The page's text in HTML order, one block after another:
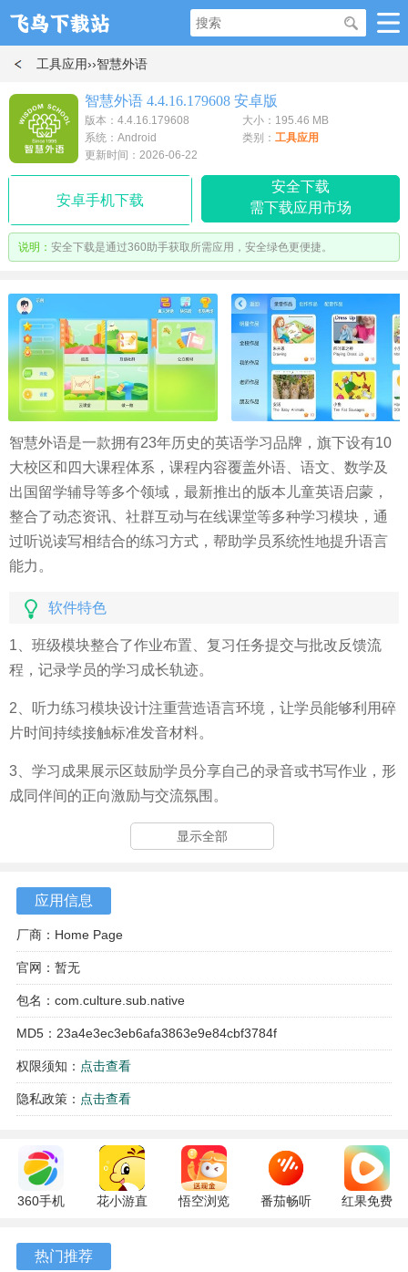
工具应用››智慧外语
智慧外语 4.4.16.179608 安卓版
版本：4.4.16.179608
大小：195.46 MB
系统：Android
类别： 工具应用
更新时间：2026-06-22
安卓手机下载
安全下载
需下载应用市场
说明： 安全下载是通过360助手获取所需应用，安全绿色更便捷。
智慧外语是一款拥有23年历史的英语学习品牌，旗下设有10
大校区和四大课程体系，课程内容覆盖外语、语文、数学及
出国留学辅导等多个领域，最新推出的版本儿童英语启蒙，
整合了动态资讯、社群互动与在线课堂等多种学习模块，通
过听说读写相结合的练习方式，帮助学员系统性地提升语言
能力。
软件特色
1、班级模块整合了作业布置、复习任务提交与批改反馈流
程，记录学员的学习成长轨迹。
2、听力练习模块设计注重营造语言环境，让学员能够利用碎
片时间持续接触标准发音材料。
3、学习成果展示区鼓励学员分享自己的录音或书写作业，形
成同伴间的正向激励与交流氛围。
软件亮点
1、词汇学习部分提供了卡片记忆与趣味游戏两种模式，帮助
2、内置的对话模拟系统能够进行实时口语交互练习，针对用
户的回答给予发音和语法上的反馈。
助学员纠正口音并提升表达流利度。
显示全部
应用信息
厂商：Home Page
官网：暂无
包名：com.culture.sub.native
MD5：23a4e3ec3eb6afa3863e9e84cbf3784f
权限须知： 点击查看
隐私政策： 点击查看
360手机
10.13.27
最新版
花小游直
17.9.56
悟空浏览
番茄畅听
红果免费
热门推荐